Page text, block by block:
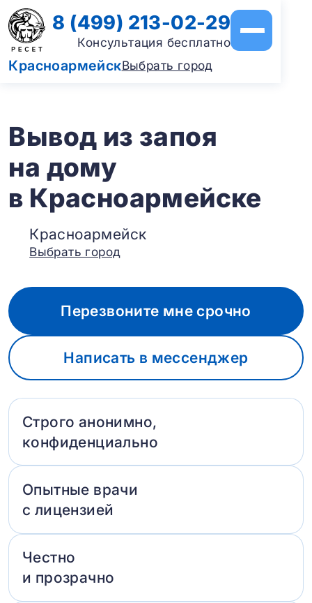
КрасноармейскВыбрать город
8 (499) 213-02-29
Консультация бесплатно
Вывод из запоя
на дому
в Красноармейске
Красноармейск
Выбрать город
Перезвоните мне срочно
Написать в мессенджер
Строго анонимно,
конфиденциально
Опытные врачи
с лицензией
Честно
и прозрачно